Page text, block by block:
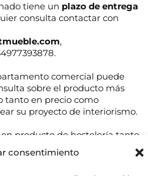
consentimiento
tiene un plazo de entrega
consulta contactar con
,
comercial puede
sobre el producto más
tanto en precio como
su proyecto de interiorismo.
producto de hostelería tanto
por compra unitaria o de